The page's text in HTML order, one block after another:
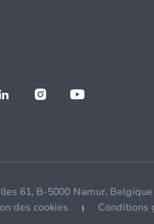
61, B-5000 Namur, Belgique
des cookies Conditions